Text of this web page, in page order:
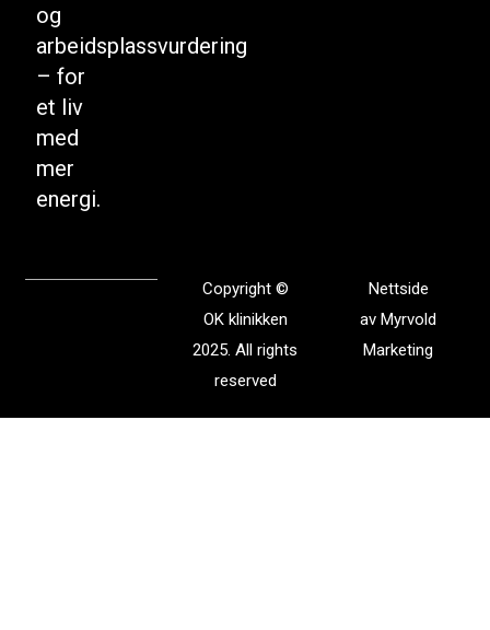
og
arbeidsplassvurdering
– for
et liv
med
mer
energi.
Copyright ©
OK klinikken
2025. All rights
reserved
Nettside
avMyrvold
Marketing